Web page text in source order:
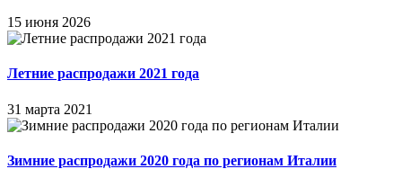
15 июня 2026
Летние распродажи 2021 года
31 марта 2021
Зимние распродажи 2020 года по регионам Италии